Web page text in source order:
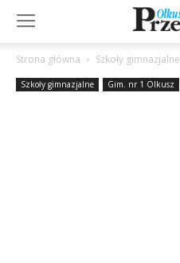
Strona główna Szkoły gimnazjalne
Szkoły gimnazjalne Gim. nr 1 Olkusz